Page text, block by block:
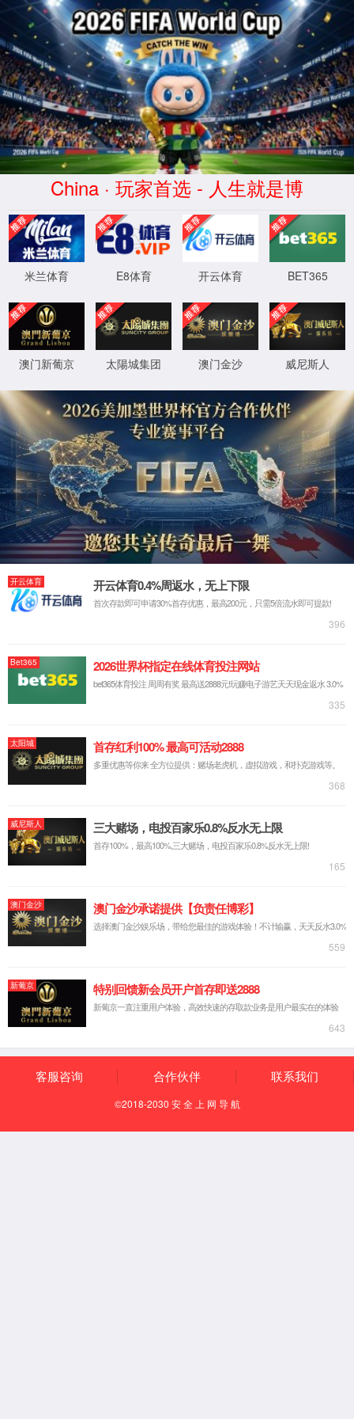
yl23411集团官网
首页
新闻动态
边督边改
中央第七生态环境保护督察组向
中国yL23411永利集团有限公司
转办第七批群众信访举报件
2025年6月10日，中央第七生态环境保护督察组向中国yL23411
永利集团有限公司移交第七批群众信访举报件，共计2件，均为
来电举报，涉及噪声问题1个、生态问题2个。所有举报件办理工
反馈督察组，并及时向社会公开。